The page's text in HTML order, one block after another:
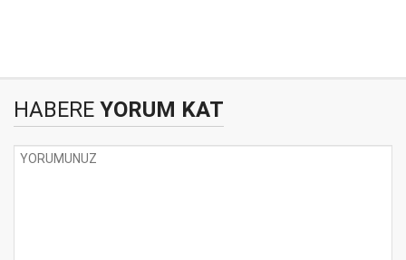
HABERE YORUM KAT